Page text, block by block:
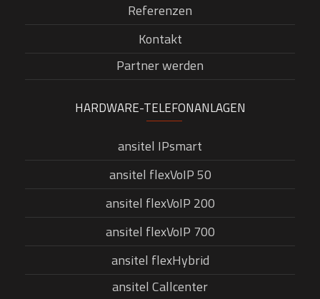
Referenzen
Kontakt
Partner werden
HARDWARE-TELEFONANLAGEN
ansitel IPsmart
ansitel flexVoIP 50
ansitel flexVoIP 200
ansitel flexVoIP 700
ansitel flexHybrid
ansitel Callcenter